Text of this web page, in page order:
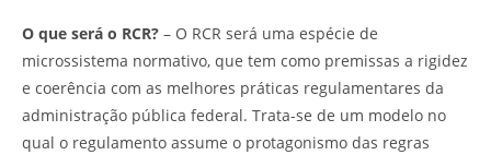
O que será o RCR? – O RCR será uma espécie de
microssistema normativo, que tem como premissas a rigidez
e coerência com as melhores práticas regulamentares da
administração pública federal. Trata-se de um modelo no
qual o regulamento assume o protagonismo das regras